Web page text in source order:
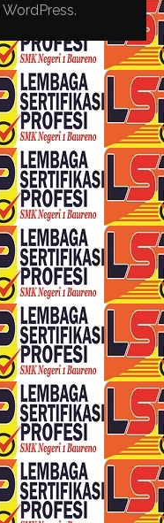
WordPress.